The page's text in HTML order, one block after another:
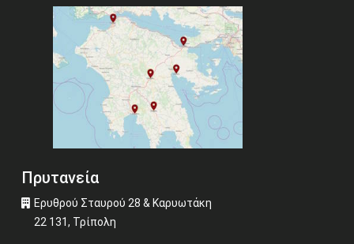
Πρυτανεία
Ερυθρού Σταυρού 28 & Καρυωτάκη
22 131, Τρίπολη